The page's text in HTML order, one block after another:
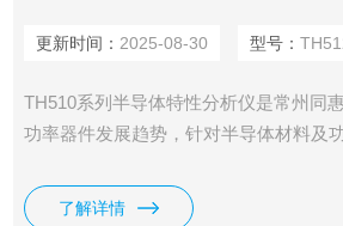
更新时间： 2025-08-30 型号：
TH510系列半导体特性分析仪是常州同
功率器件发展趋势，针对半导体材料及
了解详情